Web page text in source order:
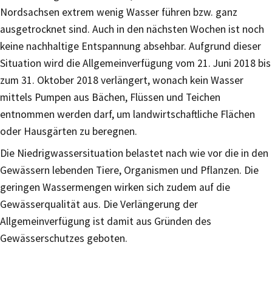
Nordsachsen extrem wenig Wasser führen bzw. ganz
ausgetrocknet sind. Auch in den nächsten Wochen ist noch
keine nachhaltige Entspannung absehbar. Aufgrund dieser
Situation wird die Allgemeinverfügung vom 21. Juni 2018 bis
zum 31. Oktober 2018 verlängert, wonach kein Wasser
mittels Pumpen aus Bächen, Flüssen und Teichen
entnommen werden darf, um landwirtschaftliche Flächen
oder Hausgärten zu beregnen.
Die Niedrigwassersituation belastet nach wie vor die in den
Gewässern lebenden Tiere, Organismen und Pflanzen. Die
geringen Wassermengen wirken sich zudem auf die
Gewässerqualität aus. Die Verlängerung der
Allgemeinverfügung ist damit aus Gründen des
Gewässerschutzes geboten.